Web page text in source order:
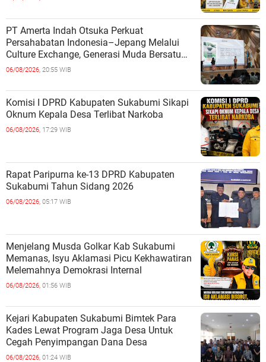
PT Amerta Indah Otsuka Perkuat
Persahabatan Indonesia–Jepang Melalui
Culture Exchange, Generasi Muda Bersatu
Wujudkan Masa Depan Berkelanjutan
06/08/2026, 20:55 WIB
Komisi I DPRD Kabupaten Sukabumi Sikapi
Oknum Kepala Desa Terlibat Narkoba
06/08/2026, 17:29 WIB
Rapat Paripurna ke-13 DPRD Kabupaten
Sukabumi Tahun Sidang 2026
06/08/2026, 05:17 WIB
Menjelang Musda Golkar Kab Sukabumi
Memanas, Isyu Aklamasi Picu Kekhawatiran
Melemahnya Demokrasi Internal
06/08/2026, 01:56 WIB
Kejari Kabupaten Sukabumi Bimtek Para
Kades Lewat Program Jaga Desa Untuk
Cegah Penyimpangan Dana Desa
06/08/2026, 01:24 WIB